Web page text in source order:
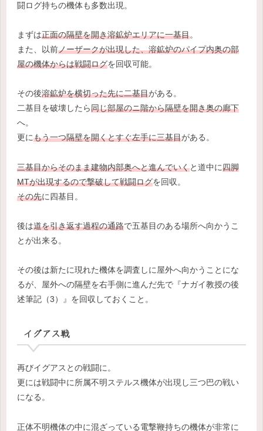
闘ログ持ちの機体も多数出現。
まずは正面の隔壁を開き溶鉱炉エリアに一基目。
また、以前ノーザークが出現した、溶鉱炉のパイプ内奥の部
屋の機体からは戦闘ログを回収可能。
その後溶鉱炉を横切った先に二基目がある。
二基目を破壊したら同じ部屋のニ階から隔壁を開き奥の廊下
へ。
更にもう一つ隔壁を開くとすぐ左手に三基目がある。
三基目からそのまま建物内部奥へと進んでいくと道中に四脚
MTが出現するので撃破して戦闘ログを回収。
その先に四基目。
後は道を引き返す過程の通路で五基目のある場所へ向かうこ
とが出来る。
その後は新たに現れた機体を調査しに屋外へ向かうことにな
るが、屋外への隔壁を右手側に進んだ先で『ナガイ教授の後
述筆記（3）』を回収しておくこと。
イグアス戦
再びイグアスとの戦闘に。
更には戦闘中に所属不明ステルス機体が出現し三つ巴の戦い
になる。
正体不明機体の中に混ざっている電撃鞭持ちの機体が非常に